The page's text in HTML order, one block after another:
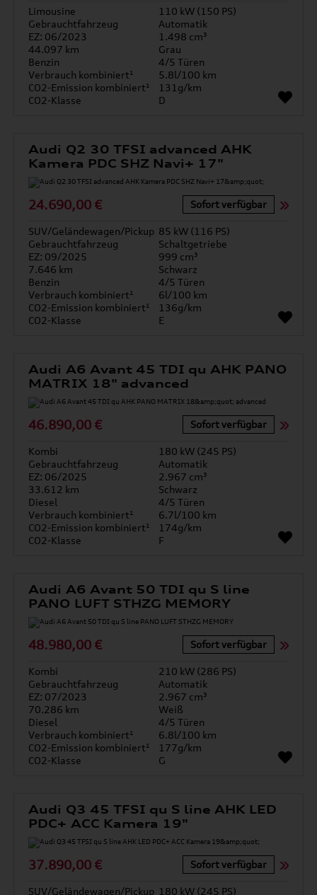
Limousine
110 kW (150 PS)
Gebrauchtfahrzeug
Automatik
EZ: 06/2023
1.498 cm³
44.097 km
Grau
Benzin
4/5 Türen
Verbrauch kombiniert¹
5.8l/100 km
CO2-Emission kombiniert¹
131g/km
CO2-Klasse
D
Audi Q2 30 TFSI advanced AHK
Kamera PDC SHZ Navi+ 17"
24.690,00 € Sofort verfügbar
SUV/Geländewagen/Pickup 85 kW (116 PS)
Gebrauchtfahrzeug
Schaltgetriebe
EZ: 09/2025
999 cm³
7.646 km
Schwarz
Benzin
4/5 Türen
Verbrauch kombiniert¹
6l/100 km
CO2-Emission kombiniert¹
136g/km
CO2-Klasse
E
Audi A6 Avant 45 TDI qu AHK PANO
MATRIX 18" advanced
46.890,00 € Sofort verfügbar
Kombi
180 kW (245 PS)
Gebrauchtfahrzeug
Automatik
EZ: 06/2025
2.967 cm³
33.612 km
Schwarz
Diesel
4/5 Türen
Verbrauch kombiniert¹
6.7l/100 km
CO2-Emission kombiniert¹
174g/km
CO2-Klasse
F
Audi A6 Avant 50 TDI qu S line
PANO LUFT STHZG MEMORY
48.980,00 € Sofort verfügbar
Kombi
210 kW (286 PS)
Gebrauchtfahrzeug
Automatik
EZ: 07/2023
2.967 cm³
70.286 km
Weiß
Diesel
4/5 Türen
Verbrauch kombiniert¹
6.8l/100 km
CO2-Emission kombiniert¹
177g/km
CO2-Klasse
G
Audi Q3 45 TFSI qu S line AHK LED
PDC+ ACC Kamera 19"
37.890,00 € Sofort verfügbar
SUV/Geländewagen/Pickup 180 kW (245 PS)